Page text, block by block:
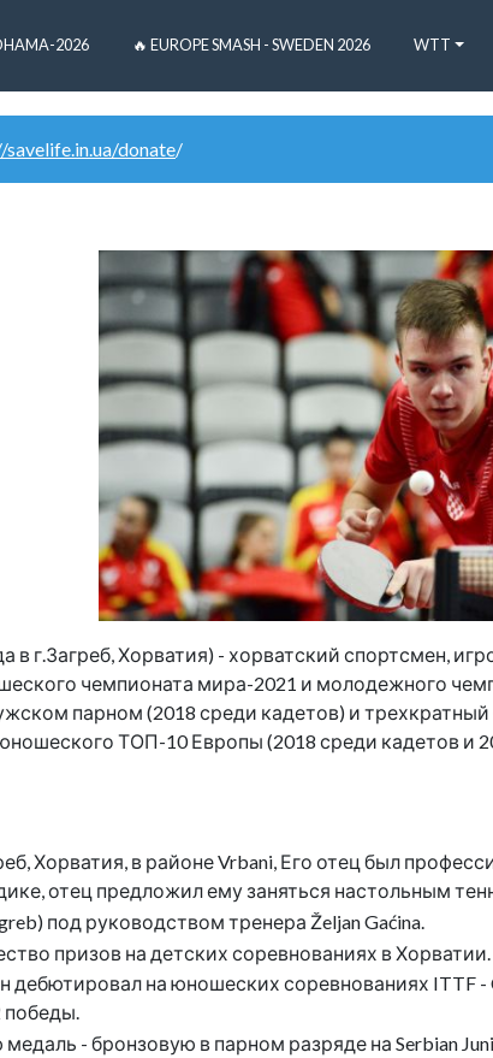
2026 🔥 EUROPE SMASH - SWEDEN 2026 WTT
donate/
в г.Загреб, Хорватия) - хорватский спортсмен,
чемпионата мира-2021 и молодежного
парном (2018 среди кадетов) и
ТОП-10 Европы (2018 среди кадетов и
Хорватия, в районе Vrbani, Его отец был
отец предложил ему заняться настольным
под руководством тренера Željan Gaćina.
призов на детских соревнованиях в Хорватии.
дебютировал на юношеских соревнованиях ITTF -
победы.
- бронзовую в парном разряде на Serbian